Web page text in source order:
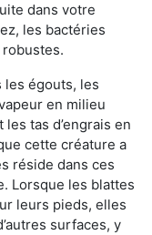
dans votre
les bactéries
robustes.
les égouts, les
en milieu
tas d’engrais en
cette créature a
réside dans ces
Lorsque les blattes
leurs pieds, elles
surfaces, y